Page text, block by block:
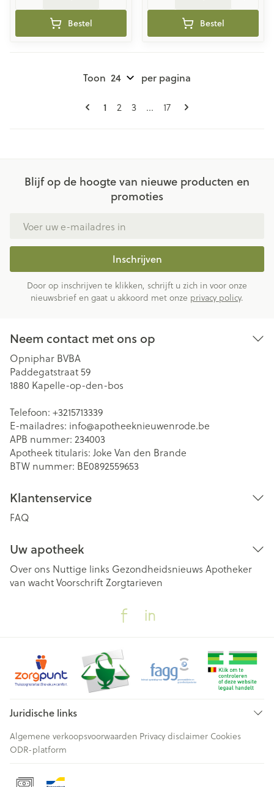
Bestel Bestel
Pagina's
U lees momenteel pagina
1 Pagina
2 Pagina
3 ... Pagina
17
Toon per pagina
Blijf op de hoogte van nieuwe producten en
promoties
Inschrijven
Door op inschrijven te klikken, schrijft u zich in voor onze
nieuwsbrief en gaat u akkoord met onze privacy policy.
Neem contact met ons op
Opniphar BVBA
Paddegatstraat 59
1880 Kapelle-op-den-bos
Telefoon: +3215713339
E-mailadres: info@apotheeknieuwenrode.be
APB nummer: 234003
Apotheek titularis: Joke Van den Brande
BTW nummer: BE0892559653
Klantenservice
FAQ
Uw apotheek
Over ons Nuttige links Gezondheidsnieuws Apotheker
van wachtVoorschriftZorgtarieven
Juridische links
Algemene verkoopsvoorwaarden Privacy disclaimer Cookies
ODR-platform